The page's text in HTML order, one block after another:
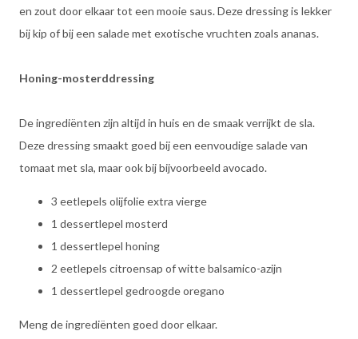
en zout door elkaar tot een mooie saus. Deze dressing is lekker
bij kip of bij een salade met exotische vruchten zoals ananas.
Honing-mosterddressing
De ingrediënten zijn altijd in huis en de smaak verrijkt de sla.
Deze dressing smaakt goed bij een eenvoudige salade van
tomaat met sla, maar ook bij bijvoorbeeld avocado.
3 eetlepels olijfolie extra vierge
1 dessertlepel mosterd
1 dessertlepel honing
2 eetlepels citroensap of witte balsamico-azijn
1 dessertlepel gedroogde oregano
Meng de ingrediënten goed door elkaar.